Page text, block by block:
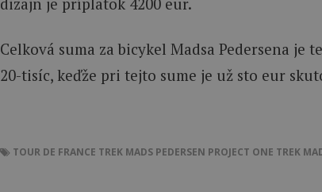
Celková suma za bicykel Madsa Pedersena
20-tisíc, keďže pri tejto sume je už sto eur
TOUR DE FRANCE TREK MADS PEDERSEN PROJECT ONE TREK